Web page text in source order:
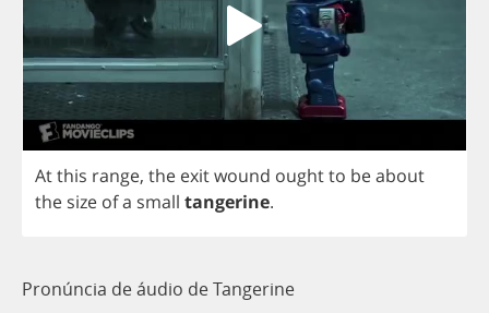
Atthis range, the exitwound oughtto beabout
the size ofa small tangerine.
Pronúncia de áudio de Tangerine